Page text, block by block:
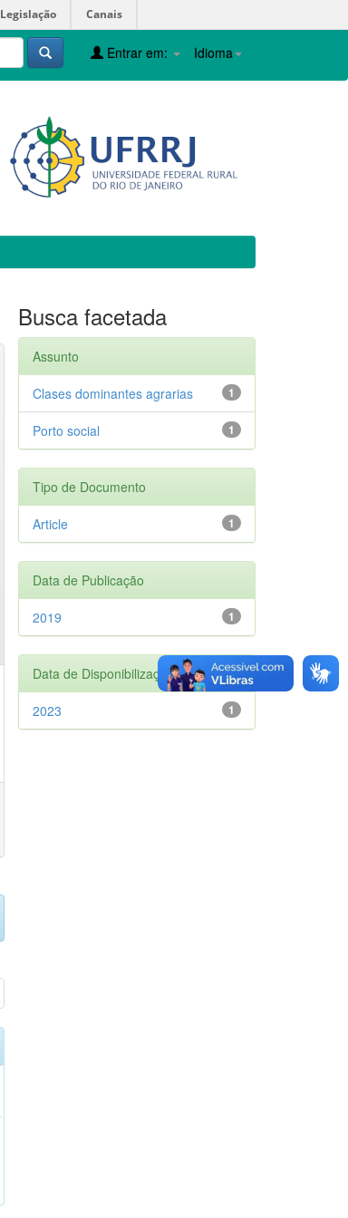
Legislação Canais
Idioma
Entrar em:
Busca facetada
Assunto
1
Clases dominantes agrarias
1
Porto social
Tipo de Documento
1
Article
Data de Publicação
1
2019
Data de Disponibilização
1
2023